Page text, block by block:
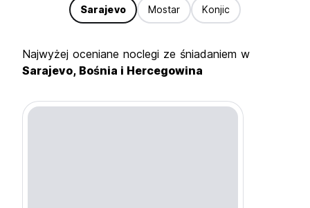
Sarajevo Mostar Konjic
Najwyżej oceniane noclegi ze śniadaniem w
Sarajevo, Bośnia i Hercegowina